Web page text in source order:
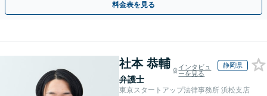
料金表を見る
社本 恭輔
弁護士
インタビュ
ーを見る
静岡県
東京スタートアップ法律事務所 浜松支店